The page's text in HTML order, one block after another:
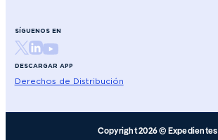
SÍGUENOS EN
DESCARGAR APP
Derechos de Distribución
Copyright 2026 © Expedientes